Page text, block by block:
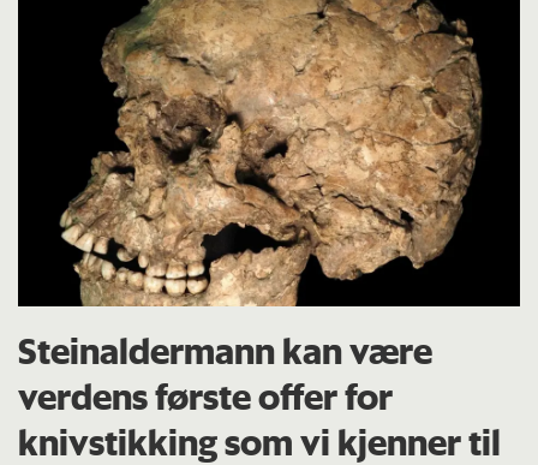
Steinaldermann kan være
verdens første offer for
knivstikking som vi kjenner til